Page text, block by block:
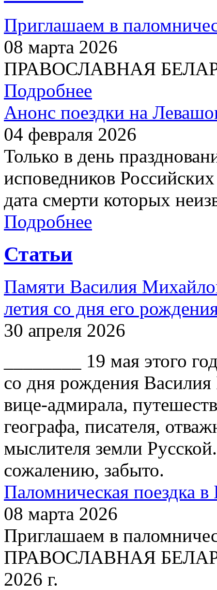
Приглашаем в
08 марта 2026
ПРАВОСЛАВНАЯ
Подробнее
Анонс поездки на
04 февраля 2026
Только в день
исповедников
дата смерти которых
Подробнее
Статьи
Памяти Василия
летия со дня его
30 апреля 2026
________ 19 мая этого
со дня рождения
вице-адмирала,
географа, писателя,
мыслителя земли
сожалению, забыто.
Паломническая поездка в
08 марта 2026
Приглашаем в
ПРАВОСЛАВНАЯ
2026 г.